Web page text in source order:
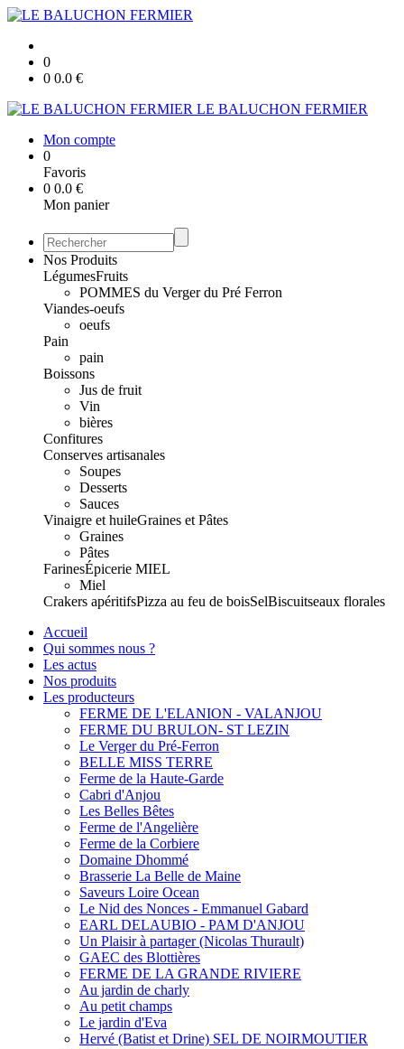
0
0 0.0 €
LE BALUCHON FERMIER
Mon compte
0
Favoris
0 0.0 €
Mon panier
Nos Produits
LégumesFruits
POMMES du Verger du Pré Ferron
Viandes-oeufs
oeufs
Pain
pain
Boissons
Jus de fruit
Vin
bières
Confitures
Conserves artisanales
Soupes
Desserts
Sauces
Vinaigre et huileGraines et Pâtes
Graines
Pâtes
FarinesÉpicerie MIEL
Miel
Crakers apéritifsPizza au feu de boisSelBiscuitseaux florales
Accueil
Qui sommes nous ?
Les actus
Nos produits
Les producteurs
FERME DE L'ELANION - VALANJOU
FERME DU BRULON- ST LEZIN
Le Verger du Pré-Ferron
BELLE MISS TERRE
Ferme de la Haute-Garde
Cabri d'Anjou
Les Belles Bêtes
Ferme de l'Angelière
Ferme de la Corbiere
Domaine Dhommé
Brasserie La Belle de Maine
Saveurs Loire Ocean
Le Nid des Nonces - Emmanuel Gabard
EARL DELAUBIO - PAM D'ANJOU
Un Plaisir à partager (Nicolas Thurault)
GAEC des Blottières
FERME DE LA GRANDE RIVIERE
Au jardin de charly
Au petit champs
Le jardin d'Eva
Hervé (Batist et Drine) SEL DE NOIRMOUTIER